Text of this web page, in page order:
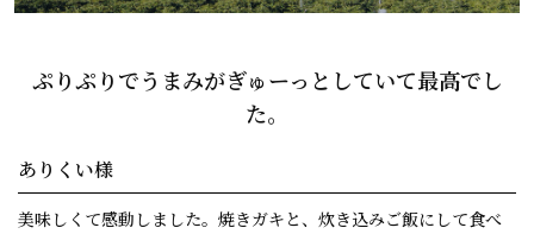
年間漁獲スケジュール
ぷりぷりでうまみがぎゅーっとしていて最高でし
た。
ありくい様
美味しくて感動しました。焼きガキと、炊き込みご飯にして食べ